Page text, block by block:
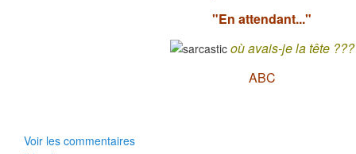
"En attendant..."
où avais-je la tête ???
ABC
Voir les commentaires